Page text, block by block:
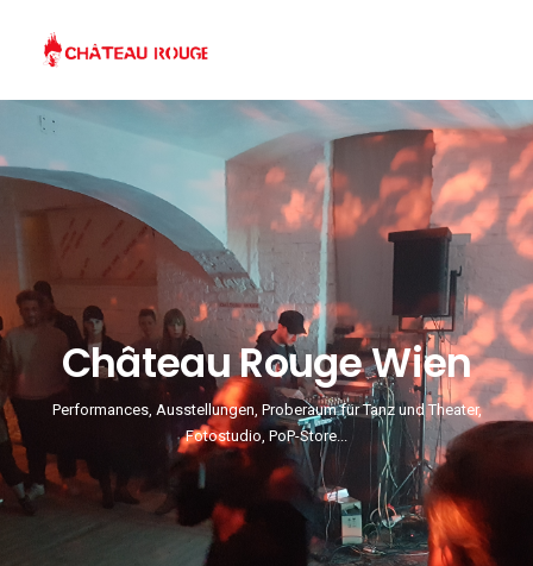
Château Rouge Wien
Performances, Ausstellungen, Proberaum für Tanz und Theater,
Fotostudio, PoP-Store...